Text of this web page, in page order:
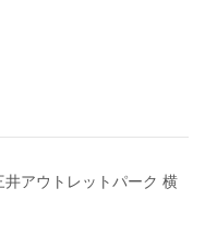
アウトレットパーク 横